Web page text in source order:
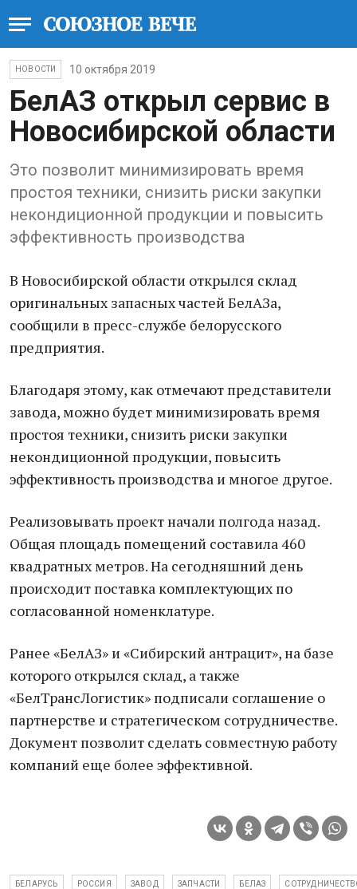
НОВОСТИ 10 октября 2019
БелАЗ открыл сервис в
Новосибирской области
Это позволит минимизировать время
простоя техники, снизить риски закупки
некондиционной продукции и повысить
эффективность производства
В Новосибирской области открылся склад
оригинальных запасных частей БелАЗа,
сообщили в пресс-службе белорусского
предприятия.
Благодаря этому, как отмечают представители
завода, можно будет минимизировать время
простоя техники, снизить риски закупки
некондиционной продукции, повысить
эффективность производства и многое другое.
Реализовывать проект начали полгода назад.
Общая площадь помещений составила 460
квадратных метров. На сегодняшний день
происходит поставка комплектующих по
согласованной номенклатуре.
Ранее «БелАЗ» и «Сибирский антрацит», на базе
которого открылся склад, а также
«БелТрансЛогистик» подписали соглашение о
партнерстве и стратегическом сотрудничестве.
Документ позволит сделать совместную работу
компаний еще более эффективной.
БЕЛАРУСЬ РОССИЯ ЗАВОД ЗАПЧАСТИ БЕЛАЗ